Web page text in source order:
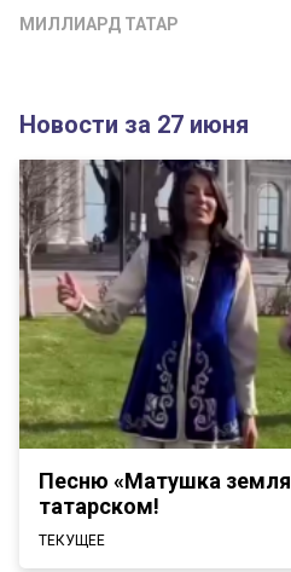
МИЛЛИАРД ТАТАР
Новости за 27 июня
Песню «Матушка
татарском!
ТЕКУЩЕЕ